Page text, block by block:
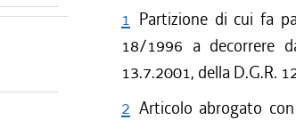
1 Partizione di cui fa
18/1996 a decorrere
13.7.2001, della D.G.R.
2 Articolo abrogato